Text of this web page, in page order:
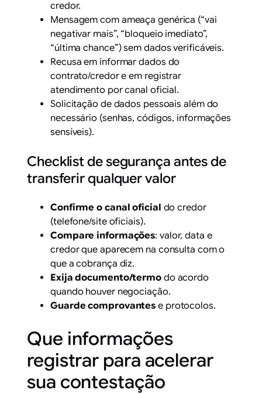
credor.
Mensagem com ameaça genérica (“vai
negativar mais”, “bloqueio imediato”,
“última chance”) sem dados verificáveis.
Recusa em informar dados do
contrato/credor e em registrar
atendimento por canal oficial.
Solicitação de dados pessoais além do
necessário (senhas, códigos, informações
sensíveis).
Checklist de segurança antes de
transferir qualquer valor
Confirme o canal oficial do credor
(telefone/site oficiais).
Compare informações: valor, data e
credor que aparecem na consulta com o
que a cobrança diz.
Exija documento/termodo acordo
quando houver negociação.
Guarde comprovantes e protocolos.
Que informações
registrar para acelerar
sua contestação